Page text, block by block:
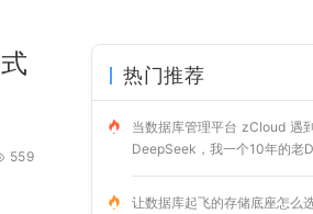
559
热门推荐
当数据库管理平台 zCloud 遇
DeepSeek，我一个10年的老
让数据库起飞的存储底座怎么